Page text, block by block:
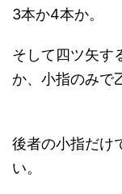
3本か4本か。
そして四ツ矢す
か、小指のみで
後者の小指だけ
い。